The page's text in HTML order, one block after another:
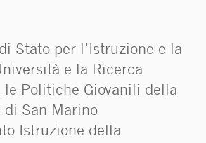
Stato per l’Istruzione e la
e la Ricerca
le Politiche Giovanili della
di San Marino
Istruzione della